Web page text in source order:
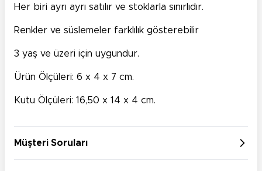
Her biri ayrı ayrı satılır ve stoklarla sınırlıdır.
Renkler ve süslemeler farklılık gösterebilir
3 yaş ve üzeri için uygundur.
Ürün Ölçüleri: 6 x 4 x 7 cm.
Kutu Ölçüleri: 16,50 x 14 x 4 cm.
Müşteri Soruları